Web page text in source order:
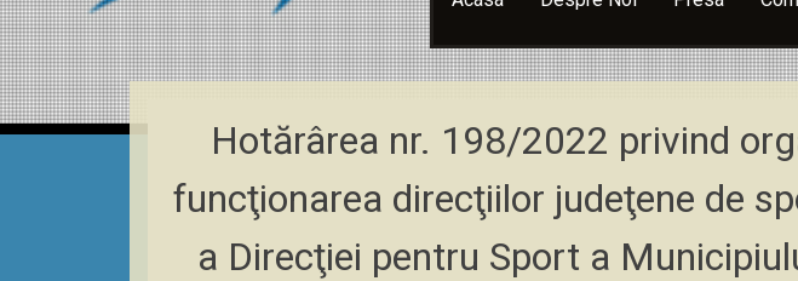
content
Hotărârea nr. 198/2022 privind
funcţionarea direcţiilor judeţene de
a Direcţiei pentru Sport a